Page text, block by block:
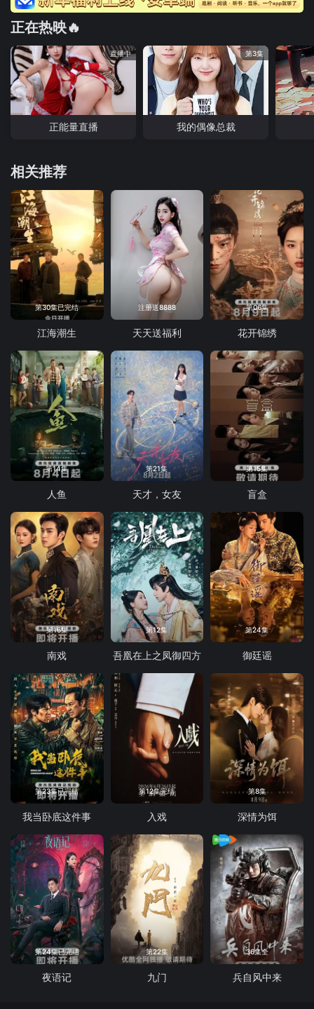
正在热映🔥
直播中
正能量直播
第3集
我的偶像总裁
相关推荐
第30集已完结
江海潮生
注册送8888
天天送福利
第06集
花开锦绣
第14集
人鱼
第21集
天才，女友
第15集
盲盒
第16集
南戏
第12集
吾凰在上之凤御四方
第24集
御廷谣
第23集已完结
我当卧底这件事
第12集完结
入戏
第8集
深情为饵
第24集已完结
夜语记
第22集
九门
36集全
兵自风中来